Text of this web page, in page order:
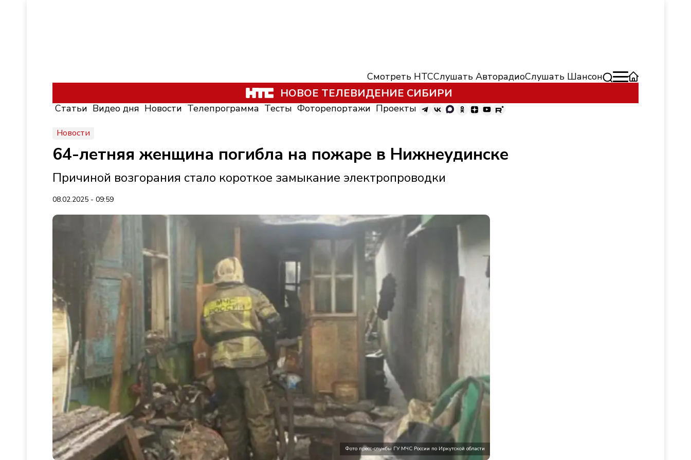
Смотреть НТССлушать АвторадиоСлушать Шансон
НОВОЕ ТЕЛЕВИДЕНИЕ СИБИРИ
Статьи Видео дня Новости Телепрограмма Тесты Фоторепортажи Проекты
Новости
64-летняя женщина погибла на пожаре в Нижнеудинске
Причиной возгорания стало короткое замыкание электропроводки
08.02.2025 - 09:59
Фото пресс-службы ГУ МЧС России по Иркутской области